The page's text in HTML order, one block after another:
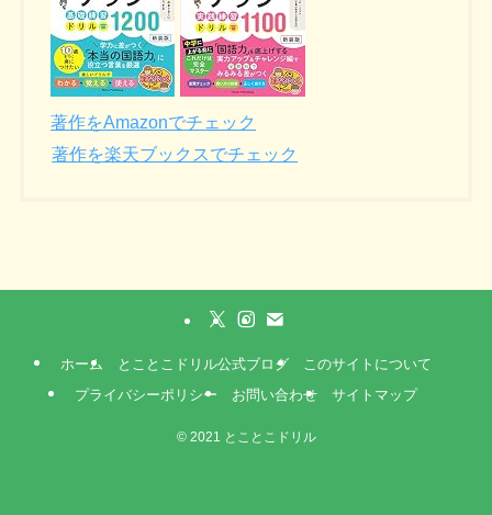
著作をAmazonでチェック
著作を楽天ブックスでチェック
ホーム とことこドリル公式ブログ
このサイトについて
プライバシーポリシー
お問い合わせ サイトマップ
©2021 とことこドリル